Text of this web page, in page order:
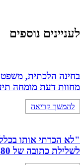
לעניינים נוספים
בחינה הלכתית,
מחוות דעת מומחה
להמשך קריאה
"לא הכרתי אותו
לשלילת כתובה של 180 אלף שקל